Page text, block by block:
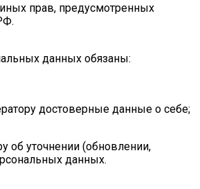
прав, предусмотренных
данных обязаны:
достоверные данные о себе;
об уточнении (обновлении,
данных.